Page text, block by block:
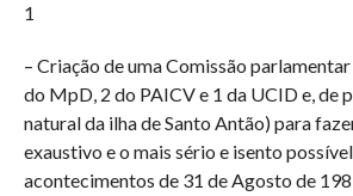
1
– Criação de uma Comissão
do MpD, 2 do PAICV e 1 da UCID e, de
natural da ilha de Santo Antão) para
exaustivo e o mais sério e isento
acontecimentos de 31 de Agosto de